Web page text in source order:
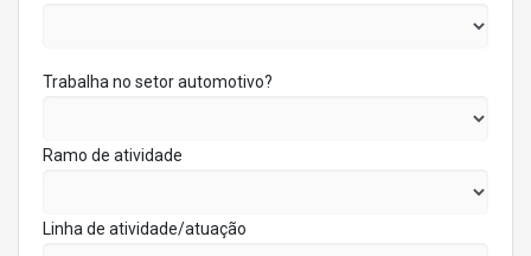
Trabalha no setor automotivo?
Ramo de atividade
Linha de atividade/atuação